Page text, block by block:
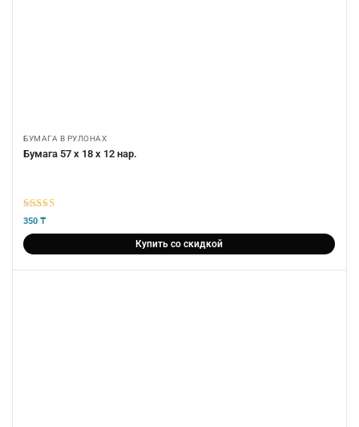
БУМАГА В РУЛОНАХ
Бумага 57 х 18 х 12 нар.
5из 5
350 ₸
Купить со скидкой